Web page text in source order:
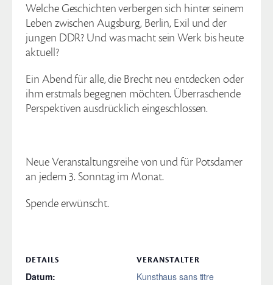
Welche Geschichten verbergen sich hinter seinem
Leben zwischen Augsburg, Berlin, Exil und der
jungen DDR? Und was macht sein Werk bis heute
aktuell?
Ein Abend für alle, die Brecht neu entdecken oder
ihm erstmals begegnen möchten. Überraschende
Perspektiven ausdrücklich eingeschlossen.
Neue Veranstaltungsreihe von und für Potsdamer
an jedem 3. Sonntag im Monat.
Spende erwünscht.
DETAILS
Datum:
VERANSTALTER
Kunsthaus sans titre